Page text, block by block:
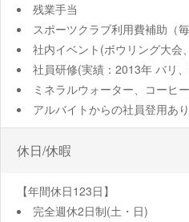
残業手当
スポーツクラブ利用費補助（
社内イベント(ボウリング大会
社員研修(実績：2013年 バリ
ミネラルウォーター、コーヒ
アルバイトからの社員登用あり
休日/休暇
【年間休日123日】
完全週休2日制(土・日)